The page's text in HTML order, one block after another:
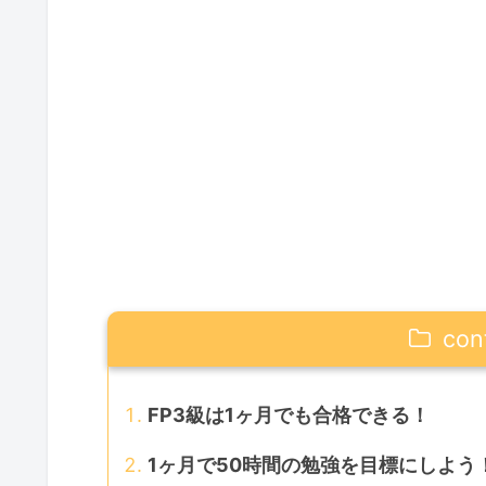
FP3級は1ヶ月でも合格できる！
1ヶ月で50時間の勉強を目標にしよう